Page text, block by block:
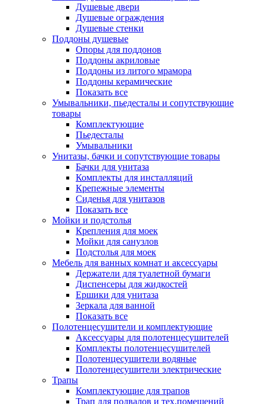
Душевые двери
Душевые ограждения
Душевые стенки
Поддоны душевые
Опоры для поддонов
Поддоны акриловые
Поддоны из литого мрамора
Поддоны керамические
Показать все
Умывальники, пьедесталы и сопутствующие
товары
Комплектующие
Пьедесталы
Умывальники
Унитазы, бачки и сопутствующие товары
Бачки для унитаза
Комплекты для инсталляций
Крепежные элементы
Сиденья для унитазов
Показать все
Мойки и подстолья
Крепления для моек
Мойки для санузлов
Подстолья для моек
Мебель для ванных комнат и аксессуары
Держатели для туалетной бумаги
Диспенсеры для жидкостей
Ершики для унитаза
Зеркала для ванной
Показать все
Полотенцесушители и комплектующие
Аксессуары для полотенцесушителей
Комплекты полотенцесушителей
Полотенцесушители водяные
Полотенцесушители электрические
Трапы
Комплектующие для трапов
Трап для подвалов и тех.помещений